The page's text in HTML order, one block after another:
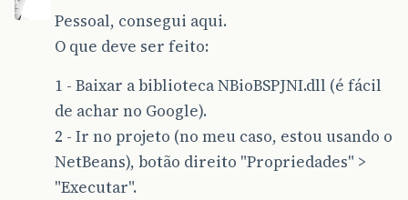
Pessoal, consegui aqui.
O que deve ser feito:
1 - Baixar a biblioteca NBioBSPJNI.dll (é fácil
de achar no Google).
2 - Ir no projeto (no meu caso, estou usando o
NetBeans), botão direito "Propriedades" >
"Executar".